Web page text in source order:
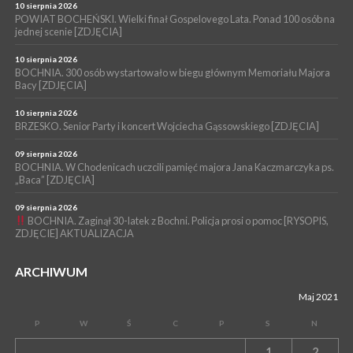
BOCHNIA. W niedzielę memoriałowy Bieg Majora Bacy. Będą
zmiany w organizacji ruchu [MAPA]
06 sierpnia 2026
BOCHNIA. Podpisano umowę na wykonanie dokumentacji
projektowej przebudowy ulicy Dołuszyckiej
10 sierpnia 2026
POWIAT BOCHEŃSKI. Wielki finał Gospelovego Lata. Ponad 100 osób na
jednej scenie [ZDJĘCIA]
10 sierpnia 2026
BOCHNIA. 300 osób wystartowało w biegu głównym Memoriału Majora
Bacy [ZDJĘCIA]
10 sierpnia 2026
BRZESKO. Senior Party i koncert Wojciecha Gąssowskiego [ZDJĘCIA]
09 sierpnia 2026
BOCHNIA. W Chodenicach uczcili pamięć majora Jana Kaczmarczyka ps.
„Baca” [ZDJĘCIA]
09 sierpnia 2026
BOCHNIA. Zaginął 30-latek z Bochni. Policja prosi o pomoc [RYSOPIS,
ZDJĘCIE] AKTUALIZACJA
ARCHIWUM
Maj 2021
P W Ś C P S N